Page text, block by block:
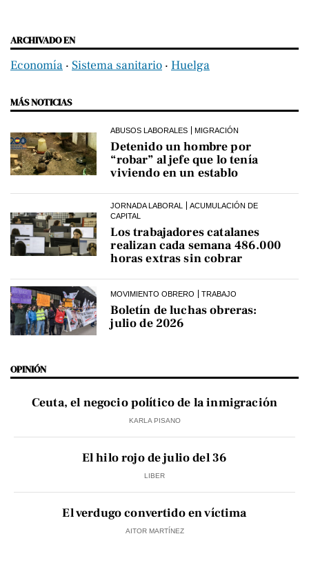
ARCHIVADO EN
Economía ‧ Sistema sanitario ‧ Huelga
MÁS NOTICIAS
ABUSOS LABORALES MIGRACIÓN
Detenido un hombre por
“robar” al jefe que lo tenía
viviendo en un establo
JORNADA LABORAL
ACUMULACIÓN DE
CAPITAL
Los trabajadores catalanes
realizan cada semana 486.000
horas extras sin cobrar
MOVIMIENTO OBRERO TRABAJO
Boletín de luchas obreras:
julio de 2026
OPINIÓN
Ceuta, el negocio político de la inmigración
KARLA PISANO
El hilo rojo de julio del 36
LIBER
El verdugo convertido en víctima
AITOR MARTÍNEZ